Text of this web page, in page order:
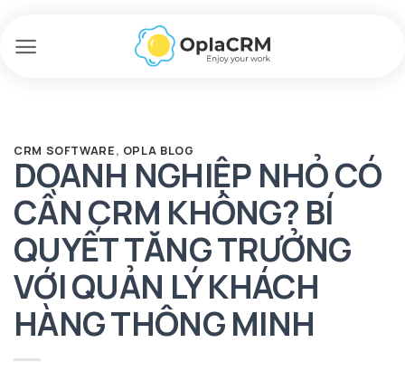
qua
CRM SOFTWARE, OPLA BLOG
DOANH NGHIỆP NHỎ CÓ
CẦN CRM KHÔNG? BÍ
QUYẾT TĂNG TRƯỞNG
VỚI QUẢN LÝ KHÁCH
HÀNG THÔNG MINH